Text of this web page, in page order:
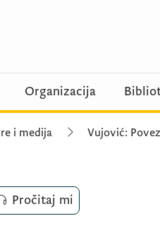
Organizacija
i medija Vujović:
Pročitaj mi